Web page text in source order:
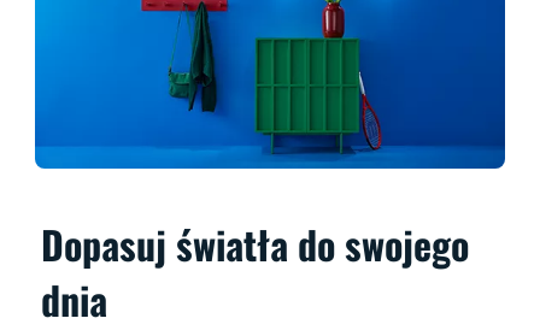
Dopasuj światła do swojego
dnia